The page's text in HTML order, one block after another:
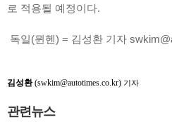
로 적용될 예정이다.
독일(뮌헨) = 김성환 기자
김성환(swkim@autotimes.co.kr) 기자
관련뉴스